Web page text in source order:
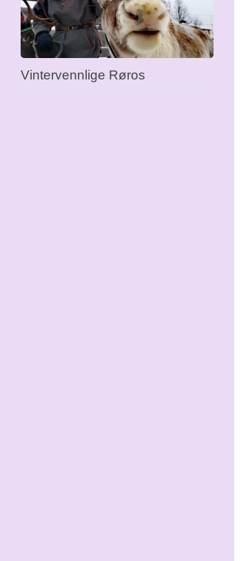
Vintervennlige Røros